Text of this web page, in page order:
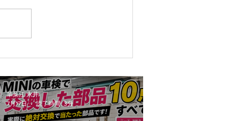
華菜江 永井
7月17日
読了時間: 3分